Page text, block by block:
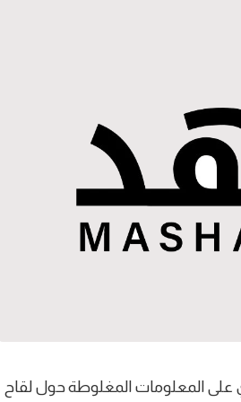
على المعلومات المغلوطة حول لقاح